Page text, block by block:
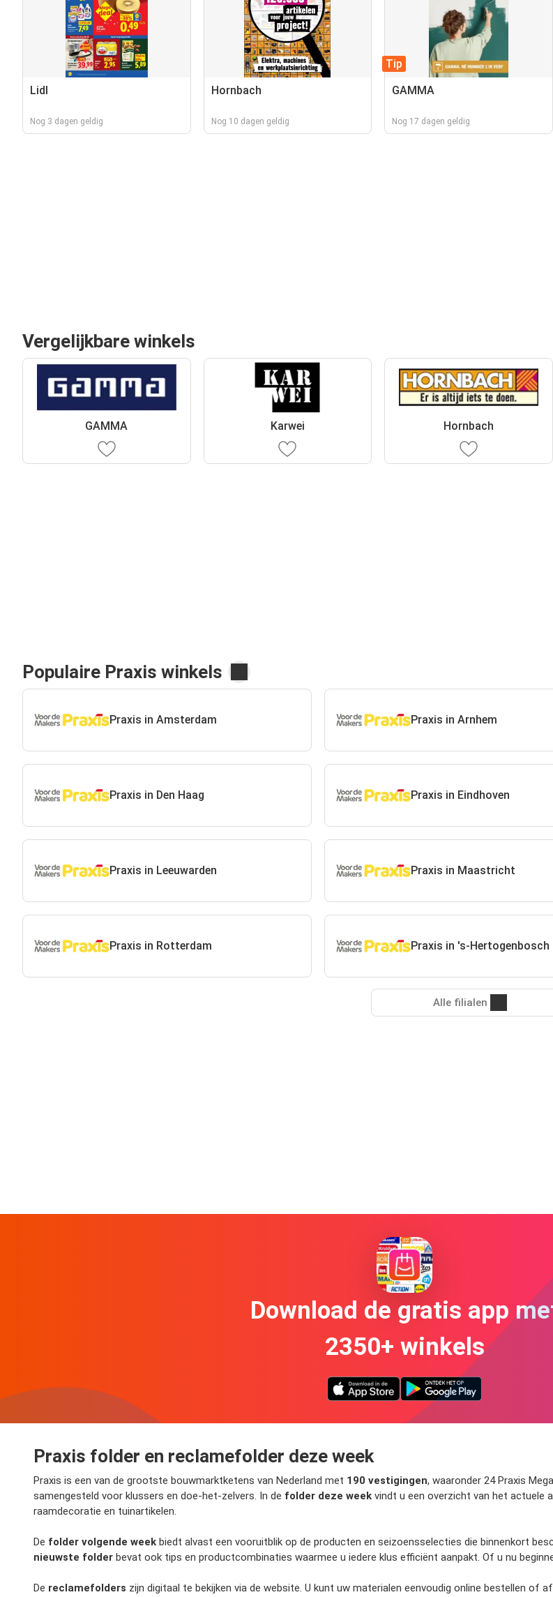
Lidl
Nog 3 dagen geldig
Hornbach
Nog 10 dagen geldig
Tip
GAMMA
Nog 17 dagen geldig
Vergelijkbare winkels
GAMMA Karwei Hornbach
Populaire Praxis winkels
Praxis in Amsterdam Praxis in Arnhem
Praxis in Den Haag Praxis in Eindhoven
Praxis in Leeuwarden Praxis in Maastricht
Praxis in Rotterdam Praxis in 's-Hertogenbosch
Alle filialen
Download de gratis app
2350+ winkels
Praxis folder en reclamefolder deze week
Praxis is een van de grootste bouwmarktketens van Nederland met 190 vestigingen, waaronder 24 Praxis
samengesteld voor klussers en doe-het-zelvers. In de folder deze week vindt u een overzicht van het actuele
raamdecoratie en tuinartikelen.
De folder volgende week biedt alvast een vooruitblik op de producten en seizoensselecties die binnenkort
nieuwste folder bevat ook tips en productcombinaties waarmee u iedere klus efficiënt aanpakt. Of u nu
De reclamefolders zijn digitaal te bekijken via de website. U kunt uw materialen eenvoudig online bestellen of